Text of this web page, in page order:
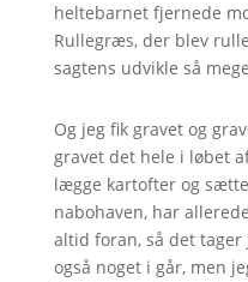
heltebarnet fjernede
Rullegræs, der blev
sagtens udvikle så
Og jeg fik gravet og
gravet det hele i løbet
lægge kartofter og
nabohaven, har
altid foran, så det tager
også noget i går, men